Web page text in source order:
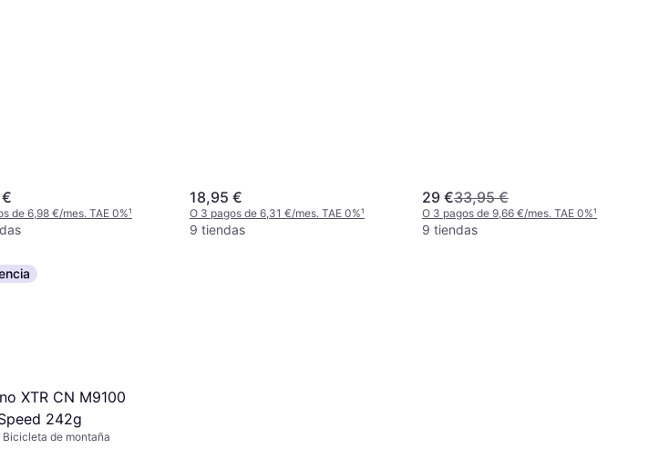
de 6,98 €/mes. TAE 0%¹
18,95 €
O 3 pagos de 6,31 €/mes. TAE 0%¹
9 tiendas
29 €33,95 €
O 3 pagos de 9,66 €/mes. TAE 0%¹
9 tiendas
XTR CN M9100
242g
Bicicleta de montaña